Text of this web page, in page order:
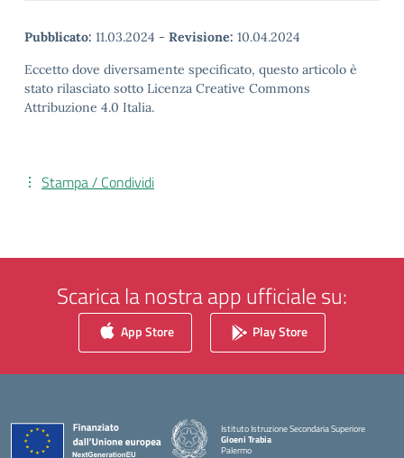
Pubblicato: 11.03.2024 - Revisione: 10.04.2024
Eccetto dove diversamente specificato, questo articolo è
stato rilasciato sotto Licenza Creative Commons
Attribuzione 4.0 Italia.
Stampa / Condividi
Scarica la nostra app ufficiale su:
App Store Play Store
Istituto Istruzione Secondaria Superiore
Gioeni Trabia
Palermo